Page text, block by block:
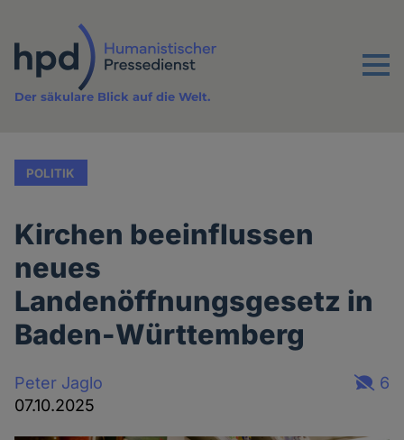
Inhalt
Menu
Der säkulare Blick auf die Welt.
POLITIK
Kirchen beeinflussen
neues
Landenöffnungsgesetz in
Baden-Württemberg
Peter Jaglo
07.10.2025
6